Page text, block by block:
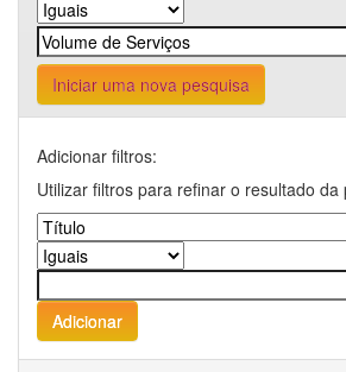
Iniciar uma nova pesquisa
Adicionar filtros:
Utilizar filtros para refinar o resultado da